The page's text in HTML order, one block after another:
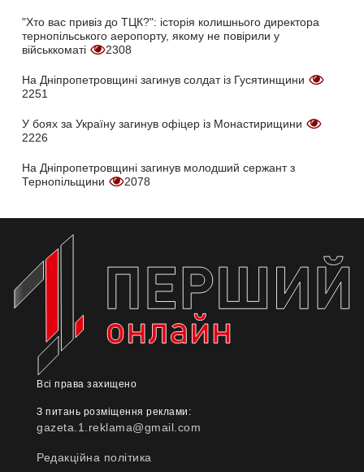
"Хто вас привіз до ТЦК?": історія колишнього директора
тернопільського аеропорту, якому не повірили у
військкоматі
2308
На Дніпропетровщині загинув солдат із Гусятинщини
2251
У боях за Україну загинув офіцер із Монастирищини
2226
На Дніпропетровщині загинув молодший сержант з
Тернопільщини
2078
Всі права захищено
З питань розміщення реклами:
gazeta.1.reklama@gmail.com
Редакційна політика